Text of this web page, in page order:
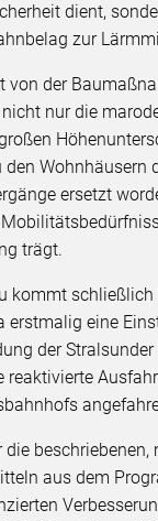
dient,
zur
von der
nur die
Wohnhäusern
ersetzt
trägt.
kommt schließlich
erstmalig eine
der
reaktivierte
beschriebenen,
aus dem